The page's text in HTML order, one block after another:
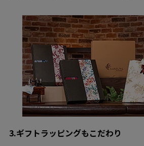
3.ギフトラッピングもこだわり